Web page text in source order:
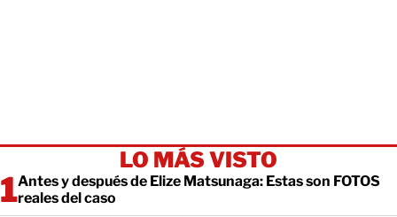
LO MÁS VISTO
Antes y después de Elize Matsunaga: Estas son FOTOS
reales del caso